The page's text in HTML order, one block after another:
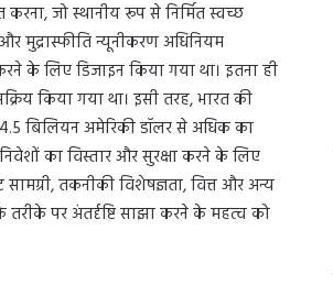
जो स्थानीय रूप से निर्मित स्वच्छ
और मुद्रास्फीति न्यूनीकरण अधिनियम
के लिए डिजाइन किया गया था। इतना ही
किया गया था। इसी तरह, भारत की
4.5 बिलियन अमेरिकी डॉलर से अधिक का
का विस्तार और सुरक्षा करने के लिए
तकनीकी विशेषज्ञता, वित्त और अन्य
तरीके पर अंतर्दृष्टि साझा करने के महत्व को